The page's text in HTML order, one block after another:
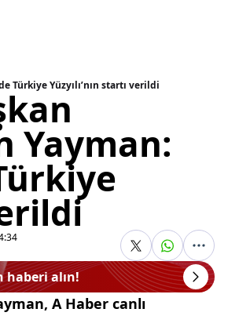
Türkiye Yüzyılı’nın startı verildi
Yayman:
haberi alın!
A Haber canlı